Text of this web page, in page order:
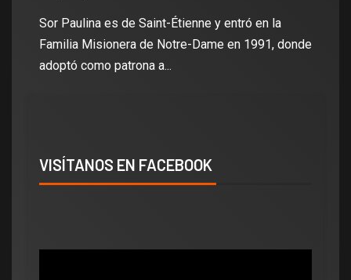
Sor Paulina es de Saint-Étienne y entró en la
Familia Misionera de Notre-Dame en 1991, donde
adoptó como patrona a...
VISÍTANOS EN FACEBOOK